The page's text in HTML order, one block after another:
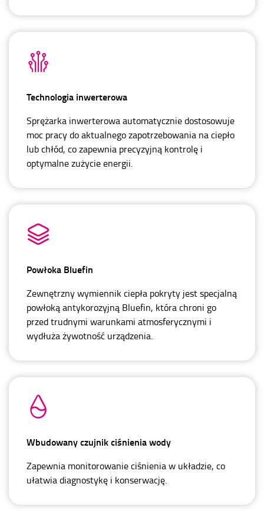
Technologia inwerterowa
Sprężarka inwerterowa automatycznie dostosowuje
moc pracy do aktualnego zapotrzebowania na ciepło
lub chłód, co zapewnia precyzyjną kontrolę i
optymalne zużycie energii.
Powłoka Bluefin
Zewnętrzny wymiennik ciepła pokryty jest specjalną
powłoką antykorozyjną Bluefin, która chroni go
przed trudnymi warunkami atmosferycznymi i
wydłuża żywotność urządzenia.
Wbudowany czujnik ciśnienia wody
Zapewnia monitorowanie ciśnienia w układzie, co
ułatwia diagnostykę i konserwację.